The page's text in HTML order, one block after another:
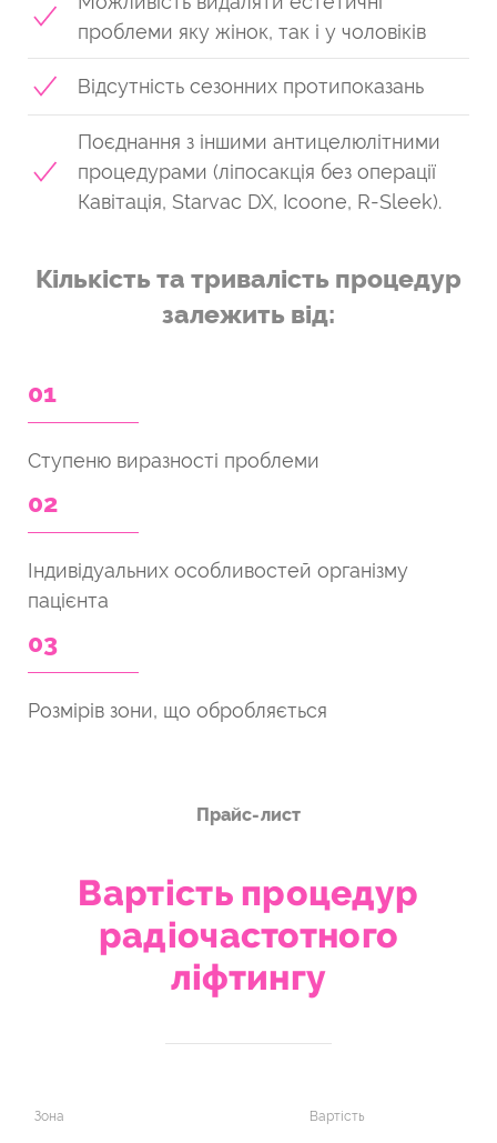
проблеми яку жінок, так і у чоловіків
Відсутність сезонних протипоказань
Поєднання з іншими антицелюлітними
процедурами (ліпосакція без операції
Кавітація, Starvac DX, Icoone, R-Sleek).
Кількість та тривалість процедур
залежить від:
01
Ступеню виразності проблеми
02
Індивідуальних особливостей організму
пацієнта
03
Розмірів зони, що обробляється
Прайс-лист
Вартість процедур
радіочастотного
ліфтингу
Зона Вартість